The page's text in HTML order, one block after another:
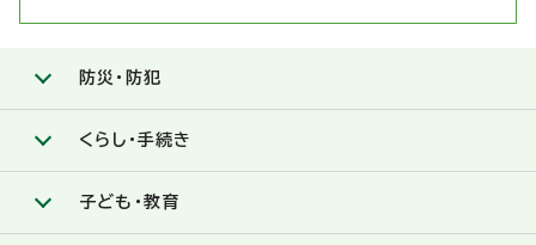
防災・防犯
くらし・手続き
子ども・教育